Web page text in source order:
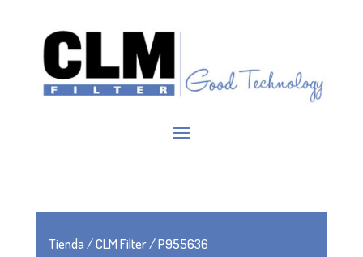
Tienda/CLM Filter/ P955636